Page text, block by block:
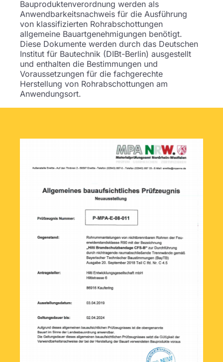
Bauproduktenverordnung werden als
Anwendbarkeitsnachweis für die Ausführung
von klassifizierten Rohrabschottungen
allgemeine Bauartgenehmigungen benötigt.
Diese Dokumente werden durch das Deutschen
Institut für Bautechnik (DIBt-Berlin) ausgestellt
und enthalten die Bestimmungen und
Voraussetzungen für die fachgerechte
Herstellung von Rohrabschottungen am
Anwendungsort.